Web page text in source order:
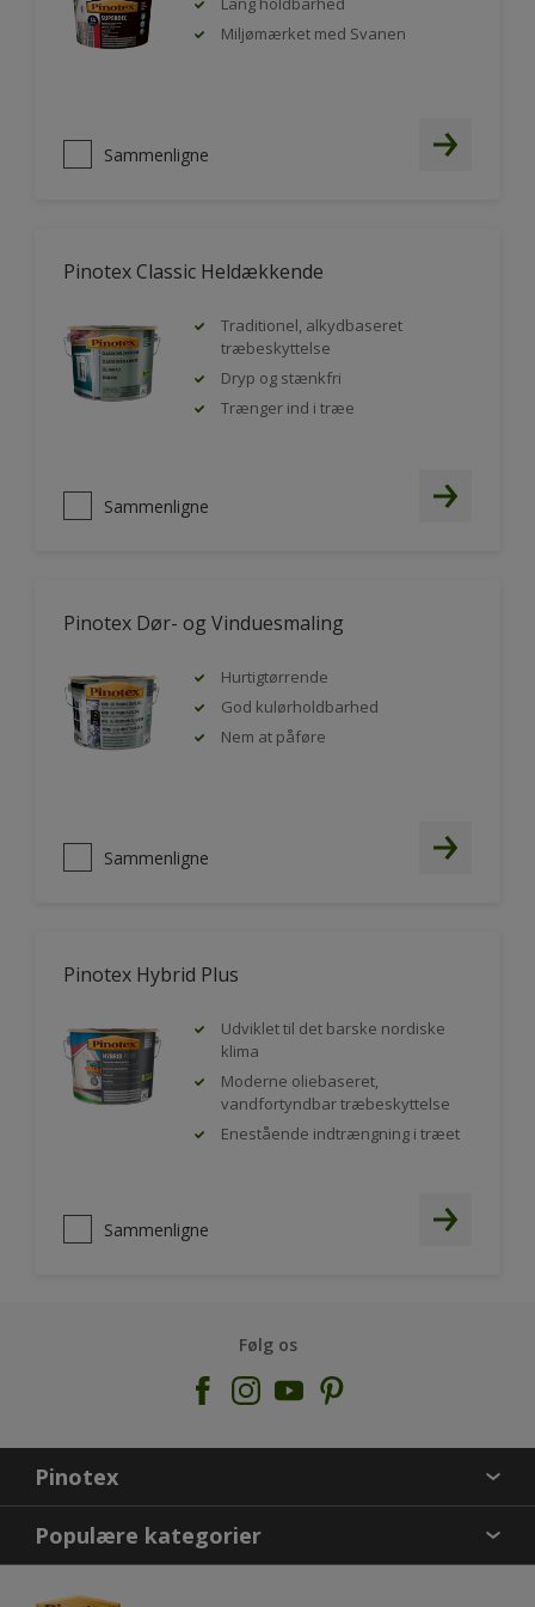
Miljømærket med Svanen
Sammenligne
Pinotex Classic Heldækkende
Traditionel, alkydbaseret
træbeskyttelse
Dryp og stænkfri
Trænger ind i træe
Sammenligne
Pinotex Dør- og Vinduesmaling
Hurtigtørrende
God kulørholdbarhed
Nem at påføre
Sammenligne
Pinotex Hybrid Plus
Udviklet til det barske nordiske
klima
Moderne oliebaseret,
vandfortyndbar træbeskyttelse
Enestående indtrængning i træet
Sammenligne
Følg os
Pinotex
KONTAKT OS
FIND BUTIK
SITEMAP
Populære kategorier